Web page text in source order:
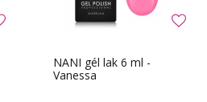
NANI gél lak 6 ml -
Vanessa